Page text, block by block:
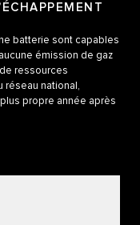
batterie sont capables
émission de gaz
ressources
réseau national,
propre année après